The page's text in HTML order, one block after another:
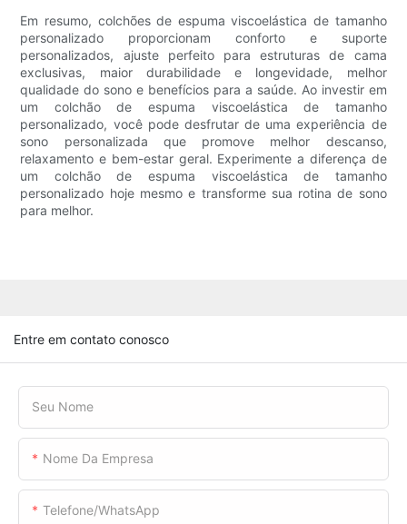
Em resumo, colchões de espuma viscoelástica de tamanho
personalizado proporcionam conforto e suporte
personalizados, ajuste perfeito para estruturas de cama
exclusivas, maior durabilidade e longevidade, melhor
qualidade do sono e benefícios para a saúde. Ao investir em
um colchão de espuma viscoelástica de tamanho
personalizado, você pode desfrutar de uma experiência de
sono personalizada que promove melhor descanso,
relaxamento e bem-estar geral. Experimente a diferença de
um colchão de espuma viscoelástica de tamanho
personalizado hoje mesmo e transforme sua rotina de sono
para melhor.
Entre em contato conosco
Seu Nome
Nome Da Empresa
Telefone/WhatsApp